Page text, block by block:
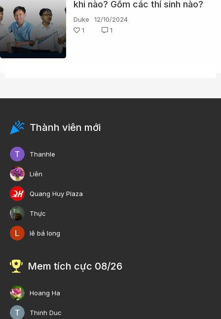
khi nào? Gồm các thí sinh nào?
Duke
12/10/2024
1
1
Thành viên mới
Thanhle
Liên
Quang Huy Plaza
Thực
lê bá long
Mem tích cực 08/26
Hoang Ha
Thinh Duc